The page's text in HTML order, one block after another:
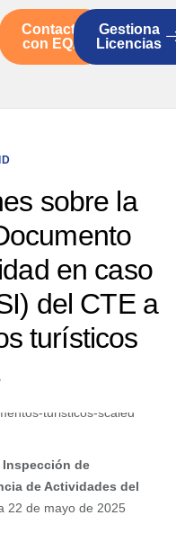
Contacto
con EQA
Gestiona
Licencias
sobre la
en caso
del CTE a
turísticos
Inspección de
de Actividades del
22 de mayo de 2025